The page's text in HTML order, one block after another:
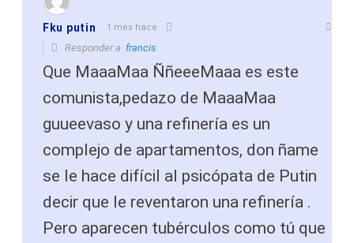
Fku putin 1 mes hace
Responder a francis
Que MaaaMaa ÑñeeeMaaa es este
comunista,pedazo de MaaaMaa
guueevaso y una refinería es un
complejo de apartamentos, don ñame
se le hace difícil al psicópata de Putin
decir que le reventaron una refinería .
Pero aparecen tubérculos como tú que